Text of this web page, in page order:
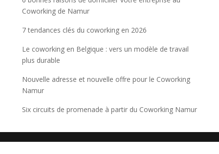
Coworking de Namur
7 tendances clés du coworking en 2026
Le coworking en Belgique : vers un modèle de travail
plus durable
Nouvelle adresse et nouvelle offre pour le Coworking
Namur
Six circuits de promenade à partir du Coworking Namur